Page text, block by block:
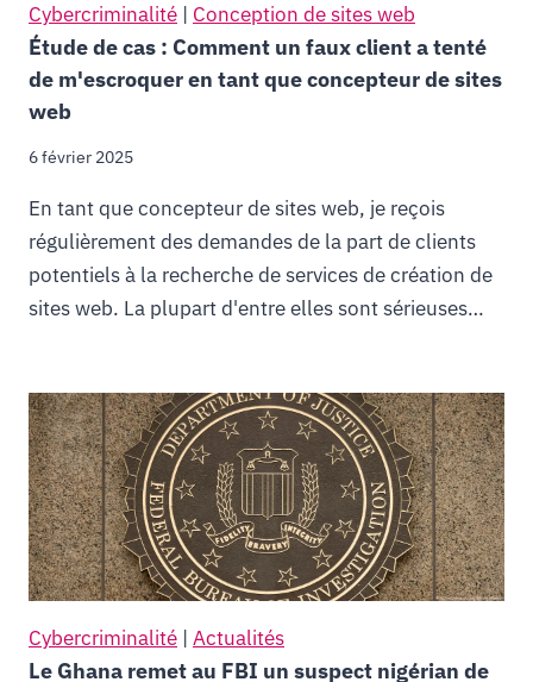
Cybercriminalité | Conception de sites web
Étude de cas : Comment un faux client a tenté
de m'escroquer en tant que concepteur de sites
web
6 février 2025
En tant que concepteur de sites web, je reçois
régulièrement des demandes de la part de clients
potentiels à la recherche de services de création de
sites web. La plupart d'entre elles sont sérieuses…
Cybercriminalité | Actualités
Le Ghana remet au FBI un suspect nigérian de